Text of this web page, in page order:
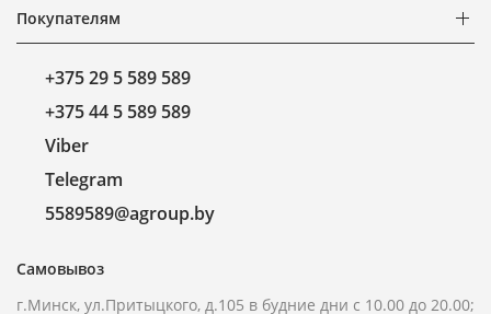
Покупателям
+375 29 5 589 589
+375 44 5 589 589
Viber
Telegram
5589589@agroup.by
Самовывоз
г.Минск, ул.Притыцкого, д.105 в будние дни с 10.00 до 20.00;